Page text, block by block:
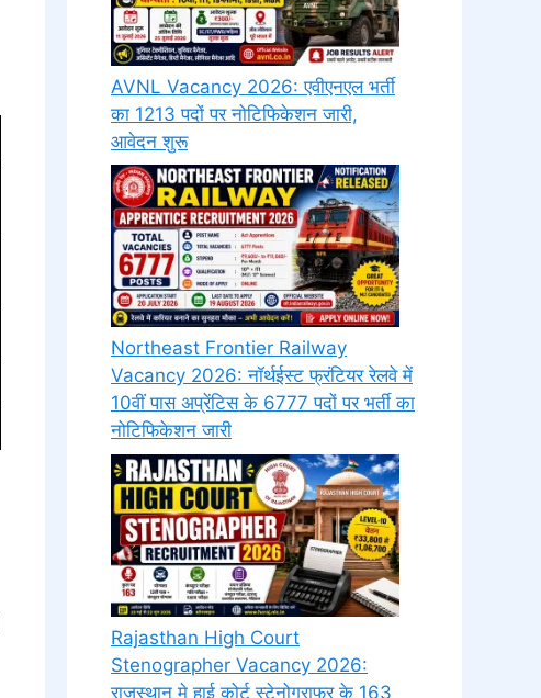
AVNL Vacancy 2026: एवीएनएल भर्ती
का 1213 पदों पर नोटिफिकेशन जारी,
आवेदन शुरू
Northeast Frontier Railway
Vacancy 2026: नॉर्थईस्ट फ्रंटियर रेलवे में
10वीं पास अप्रेंटिस के 6777 पदों पर भर्ती का
नोटिफिकेशन जारी
Rajasthan High Court
Stenographer Vacancy 2026:
राजस्थान मे हाई कोर्ट स्टेनोग्राफर के 163